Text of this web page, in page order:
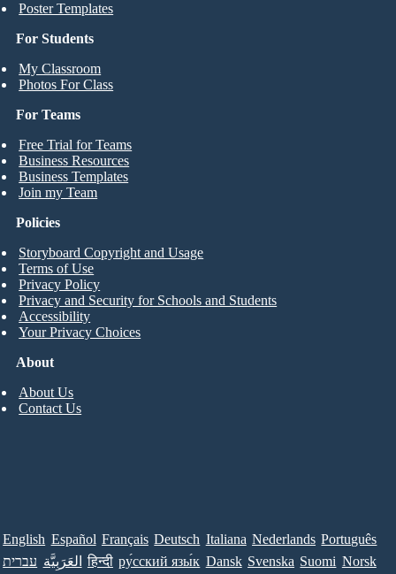
For Students
My Classroom
Photos For Class
Poster Templates
For Teams
Free Trial for Teams
Business Resources
Business Templates
Join my Team
About
About Us
Contact Us
Policies
Storyboard Copyright and Usage
Terms of Use
Privacy Policy
Privacy and Security for Schools and Students
Accessibility
Your Privacy Choices
English Español Français Deutsch Italiana Nederlands Português
עברית العَرَبِيَّة हिन्दी ру́сский язы́к Dansk Svenska Suomi Norsk